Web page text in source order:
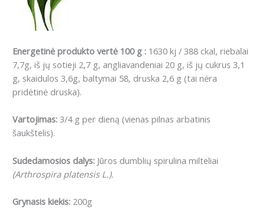
Energetinė produkto vertė 100 g : 1630 kj / 388 ckal, riebalai
7,7g, iš jų sotieji 2,7 g, angliavandeniai 20 g, iš jų cukrus 3,1
g, skaidulos 3,6g, baltymai 58, druska 2,6 g (tai nėra
pridėtinė druska).
Vartojimas: 3/4 g per dieną (vienas pilnas arbatinis
šaukštelis).
Sudedamosios dalys: Jūros dumblių spirulina milteliai
(Arthrospira platensis L.).
Grynasis kiekis: 200g